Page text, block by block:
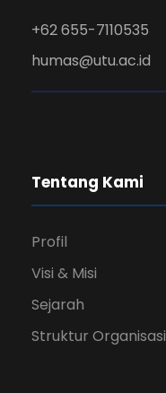
+62 655-7110535
humas@utu.ac.id
Tentang Kami
Profil
Visi & Misi
Sejarah
Struktur Organisasi